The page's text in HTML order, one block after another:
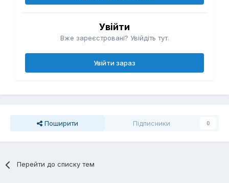
Увійти
Вже зареєстровані? Увійдіть тут.
Увійти зараз
Поширити Підписники 0
Перейти до списку тем